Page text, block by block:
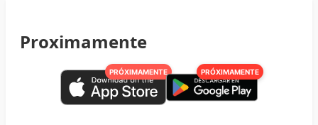
Migrantes
mexicanos
fallecidos,
factura
Proximamente
PRÓXIMAMENTE PRÓXIMAMENTE